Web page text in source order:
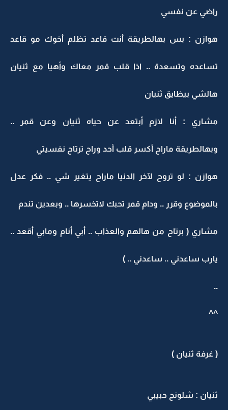
راضي عن نفسي
هوازن : بس بهالطريقة أنت قاعد تظلم أخوك مو قاعد
تساعده وتسعدة .. اذا قلب قمر معاك وأهيا مع ثنيان
هالشي بيظايق ثنيان
مشاري : أنا لازم أبتعد عن حياه ثنيان وعن قمر ..
وبهالطريقة ماراح أكسر قلب أحد وراح ترتاح نفسيتي
هوازن : لو تروح لآخر الدنيا ماراح يتغير شي .. فكر عدل
بالموضوع وقرر .. ودام قمر تحبك لاتخسرها .. وبعدين تندم
مشاري ( برتاح من هالهم والعذاب .. أبي أنام ومابي أقعد ..
يارب ساعدني .. ساعدني .. )
..
^^
( غرفة ثنيان )
ثنيان : شلونج حبيبي